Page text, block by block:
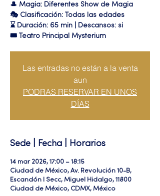
🎩 Magia: Diferentes Show de Magia
🎭 Clasificación: Todas las edades
⌛ Duración: 65 min | Descansos: si
🎟 Teatro Principal Mysterium
Las entradas no están a la venta
aun
PODRAS RESERVAR EN UNOS
DÍAS
Sede | Fecha | Horarios
14 mar 2026, 17:00 – 18:15
Ciudad de México, Av. Revolución 10-B,
Escandón I Secc, Miguel Hidalgo, 11800
Ciudad de México, CDMX, México